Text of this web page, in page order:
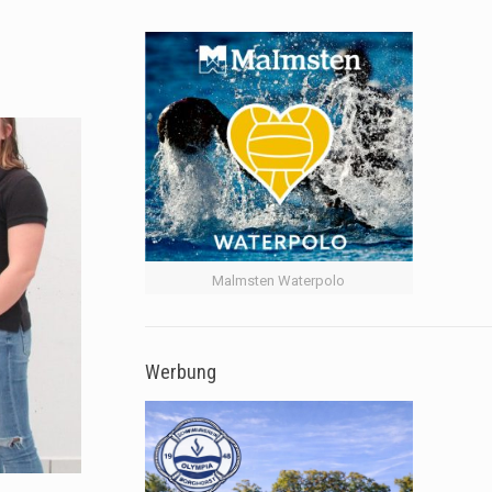
Malmsten Waterpolo
Werbung